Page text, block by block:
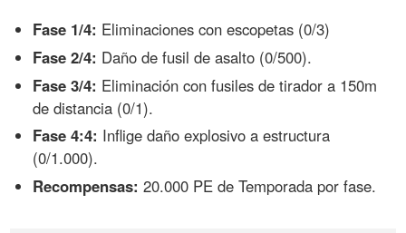
Fase 1/4: Eliminaciones con escopetas (0/3)
Fase 2/4: Daño de fusil de asalto (0/500).
Fase 3/4: Eliminación con fusiles de tirador a 150m
de distancia (0/1).
Fase 4:4: Inflige daño explosivo a estructura
(0/1.000).
Recompensas: 20.000 PE de Temporada por fase.